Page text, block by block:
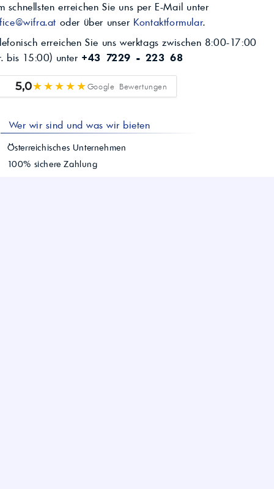
schnellsten erreichen Sie uns per E-Mail unter
oder über unser Kontaktformular.
erreichen Sie uns werktags zwischen 8:00-17:00
bis 15:00) unter +43 7229 - 223 68
5,0★★★★★Google Bewertungen
Wer wir sind und was wir bieten
Österreichisches Unternehmen
100% sichere Zahlung